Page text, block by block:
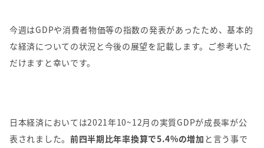
今週はGDPや消費者物価等の指数の発表があったため、基本的
な経済についての状況と今後の展望を記載します。ご参考いた
だけますと幸いです。
日本経済においては2021年10~12月の実質GDPが成長率が公
表されました。 前四半期比年率換算で5.4%の増加 と言う事で